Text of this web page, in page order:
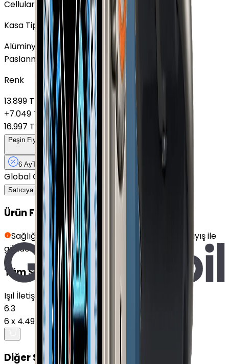
Cellular
Kasa Tipi
Alüminyum
Paslanmaz Çelik
Renk
13.899 TL
+7.049 TL
16.997 TL
Peşin Fiyatına 6 Taksit x3.325 TL
6 AyTaksit 12 Ay Güvence 14 gün içinde iade
Global Gsm İzmir8.2
Satıcıya Sor
Ürün Fırsatları
Sağlığınız için hijyen kurallarına uygun siyah kayış ile
gönderilmektedir.
Tüm Satıcılar (1)
Işıl İletişim
6.3
6x 4.499,83 TL26.999 TL
Diğer Satıcılar ( 1)